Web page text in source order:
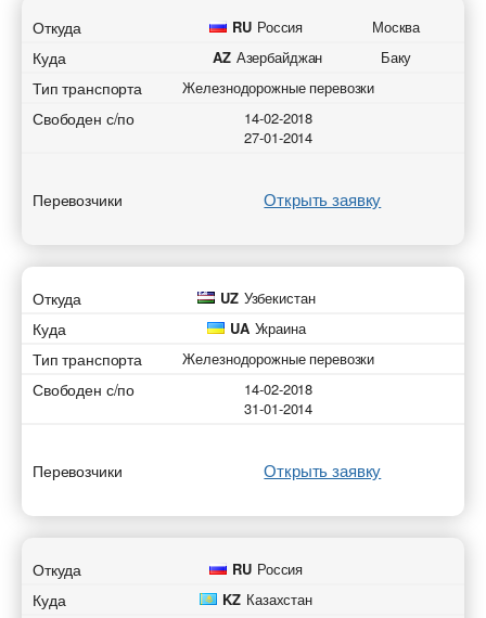
Откуда RU Россия Москва
Куда AZ Азербайджан Баку
Тип транспорта Железнодорожные перевозки
Свободен с/по
14-02-2018
27-01-2014
Перевозчики Открыть заявку
Откуда UZ Узбекистан
Куда UA Украина
Тип транспорта Железнодорожные перевозки
Свободен с/по
14-02-2018
31-01-2014
Перевозчики Открыть заявку
Откуда RU Россия
Куда KZ Казахстан